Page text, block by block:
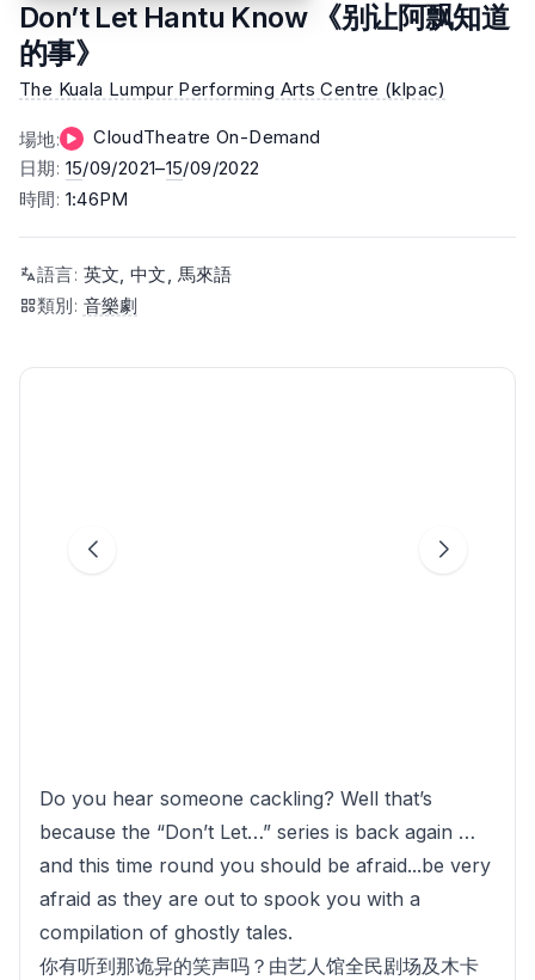
Don’t Let Hantu Know 《别让阿飘知道
的事》
The Kuala Lumpur Performing Arts Centre (klpac)
場地:
CloudTheatre On-Demand
日期: 15/09/2021–15/09/2022
時間: 1:46PM
語言: 英文, 中文, 馬來語
類別: 音樂劇
Do you hear someone cackling? Well that’s
because the “Don’t Let…” series is back again …
and this time round you should be afraid...be very
afraid as they are out to spook you with a
compilation of ghostly tales.
你有听到那诡异的笑声吗？由艺人馆全民剧场及木卡